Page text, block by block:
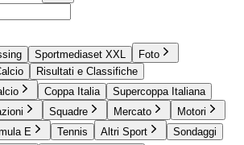
Sportmediaset XXL
Foto
Risultati e Classifiche
Coppa Italia
Supercoppa Italiana
Squadre Mercato
Motori
E Tennis Altri Sport
Sondaggi